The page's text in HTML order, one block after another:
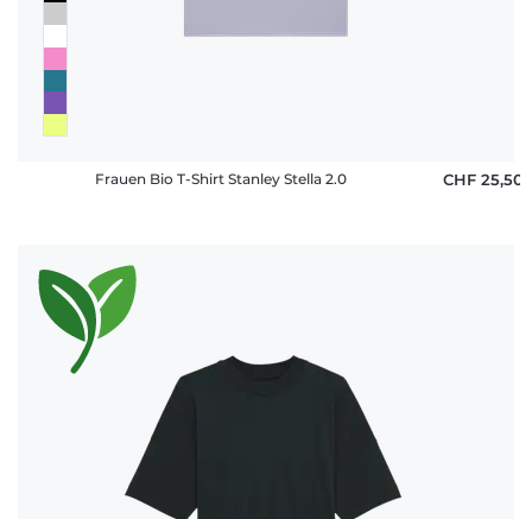
Frauen Bio T-Shirt Stanley Stella 2.0 CHF 25,50